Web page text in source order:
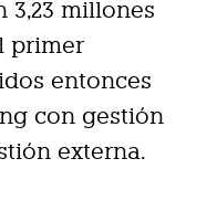
3,23 millones
primer
entonces
con gestión
externa.